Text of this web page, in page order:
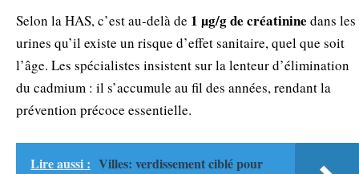
Selon la HAS, c’est au-delà de 1 µg/g de créatinine dans les
urines qu’il existe un risque d’effet sanitaire, quel que soit
l’âge. Les spécialistes insistent sur la lenteur d’élimination
du cadmium : il s’accumule au fil des années, rendant la
prévention précoce essentielle.
Lire aussi : Villes: verdissement ciblé pour